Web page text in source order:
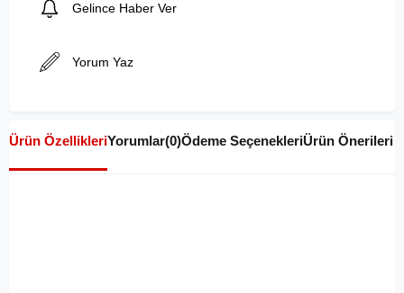
Gelince Haber Ver
Yorum Yaz
Ürün ÖzellikleriYorumlar(0)Ödeme SeçenekleriÜrün Önerileri